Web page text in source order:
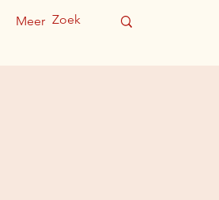
Meer